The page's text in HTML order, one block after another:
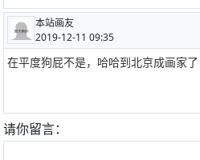
本站画友
2019-12-11 09:35
在平度狗屁不是，哈哈到北京成画家了
请你留言：